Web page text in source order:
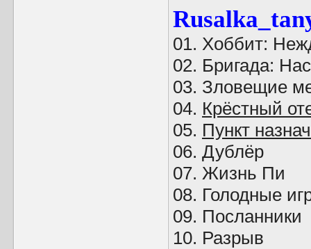
01. Хоббит:
02. Бригада:
03. Зловещие
04. Крёстный
05. Пункт
06. Дублёр
07. Жизнь Пи
08. Голодные
09. Посланники
10. Разрыв